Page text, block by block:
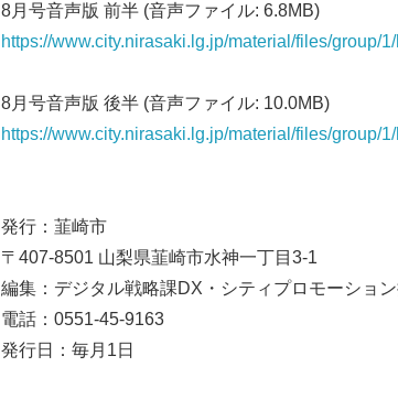
8月号音声版 前半 (音声ファイル: 6.8MB)
https://www.city.nirasaki.lg.jp/material/files/group/
8月号音声版 後半 (音声ファイル: 10.0MB)
https://www.city.nirasaki.lg.jp/material/files/group/
発行：韮崎市
〒407-8501 山梨県韮崎市水神一丁目3-1
編集：デジタル戦略課DX・シティプロモーショ
電話：0551-45-9163
発行日：毎月1日